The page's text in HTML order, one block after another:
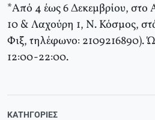
*Από 4 έως 6 Δεκεμβρίου,
10 & Λαχούρη 1, Ν. Κόσμος,
Φιξ, τηλέφωνο: 2109216890).
12:00-22:00.
ΚΑΤΗΓΟΡΊΕΣ